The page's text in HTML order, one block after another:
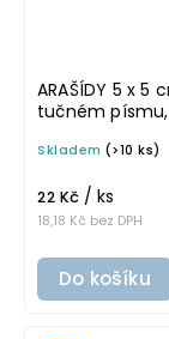
ARAŠÍDY 5 x 5
tučném písmu,
na potravinové
Skladem (>10 ks)
18,18 Kč bez DPH
22 Kč / ks
Do košíku